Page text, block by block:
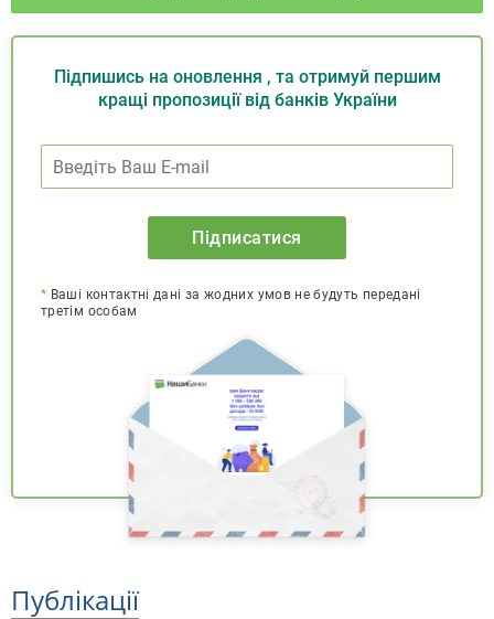
Підпишись на оновлення , та отримуй першим
кращі пропозиції від банків України
Підписатися
* Ваші контактні дані за жодних умов не будуть передані
третім особам
Публікації